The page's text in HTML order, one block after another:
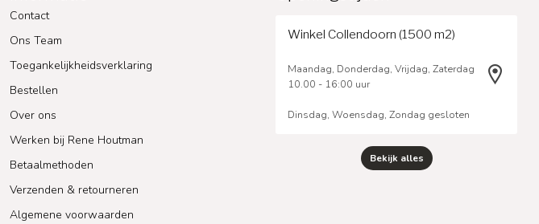
Contact
Ons Team
Toegankelijkheidsverklaring
Bestellen
Over ons
Werken bij Rene Houtman
Betaalmethoden
Verzenden & retourneren
Algemene voorwaarden
Winkel Collendoorn (1500 m2)
Maandag, Donderdag, Vrijdag, Zaterdag
10.00 - 16:00 uur
Dinsdag, Woensdag, Zondag gesloten
Bekijk alles